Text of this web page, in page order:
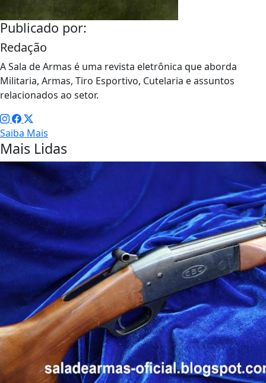
Publicado por:
Redação
A Sala de Armas é uma revista eletrônica que aborda
Militaria, Armas, Tiro Esportivo, Cutelaria e assuntos
relacionados ao setor.
Saiba Mais
Mais Lidas